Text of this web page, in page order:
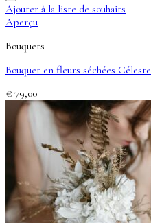
Ajouter à la liste de souhaits
Aperçu
Bouquets
Bouquet en fleurs séchées Céleste
€ 79,00